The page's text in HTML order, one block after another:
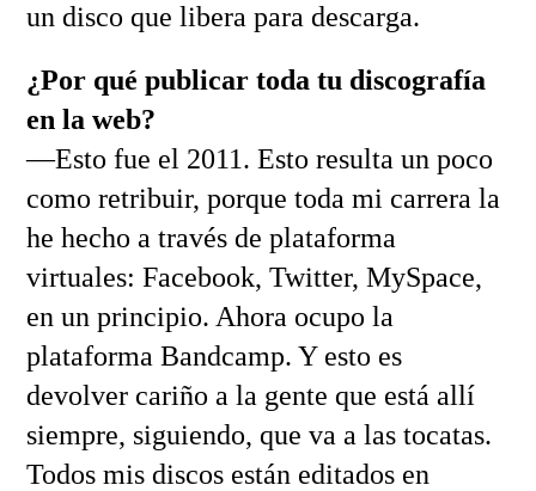
un disco que libera para descarga.
¿Por qué publicar toda tu discografía
en la web?
—Esto fue el 2011. Esto resulta un poco
como retribuir, porque toda mi carrera la
he hecho a través de plataforma
virtuales: Facebook, Twitter, MySpace,
en un principio. Ahora ocupo la
plataforma Bandcamp. Y esto es
devolver cariño a la gente que está allí
siempre, siguiendo, que va a las tocatas.
Todos mis discos están editados en